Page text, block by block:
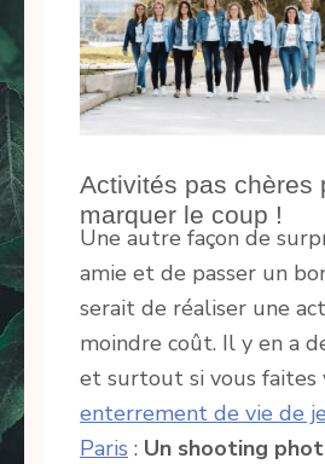
Activités pas chères
marquer le coup !
Une autre façon de
amie et de passer un
serait de réaliser une
moindre coût. Il y en a
et surtout si vous faites
enterrement de vie de
Paris : Un shooting